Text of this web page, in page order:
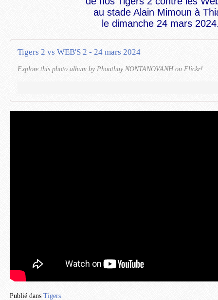
au stade Alain Mimoun à
le dimanche 24 mars
Tigers 2 vs WEB'S 2 - 24 mars 2024
Explore this photo album by Phouthay NONTANOVANH on Flickr!
Publié dans Tigers